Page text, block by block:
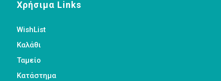
Χρήσιμα Links
WishList
Καλάθι
Ταμείο
Κατάστημα